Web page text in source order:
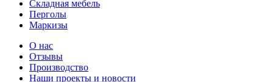
Складная мебель
Перголы
Маркизы
О нас
Отзывы
Производство
Наши проекты и новости